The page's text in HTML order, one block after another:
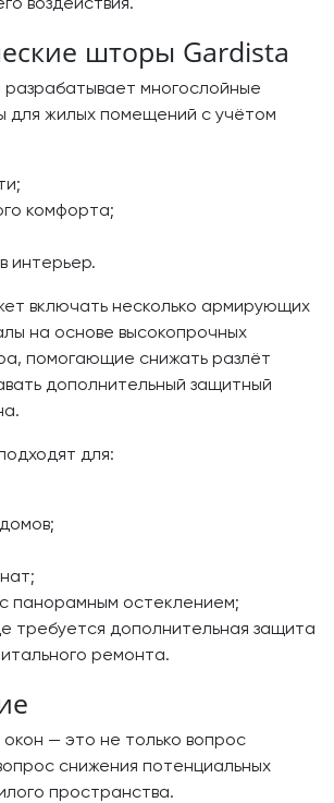
воздействия.
шторы Gardista
разрабатывает многослойные
для жилых помещений с учётом
комфорта;
интерьер.
включать несколько армирующих
на основе высокопрочных
помогающие снижать разлёт
дополнительный защитный
для:
панорамным остеклением;
требуется дополнительная защита
ремонта.
— это не только вопрос
снижения потенциальных
пространства.